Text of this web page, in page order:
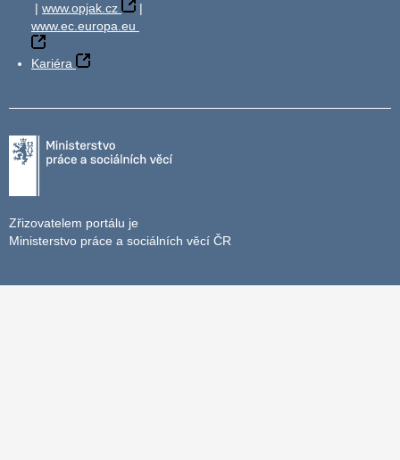
| www.opjak.cz
|
www.ec.europa.eu
Kariéra
Zřizovatelem portálu je
Ministerstvo práce a sociálních věcí ČR